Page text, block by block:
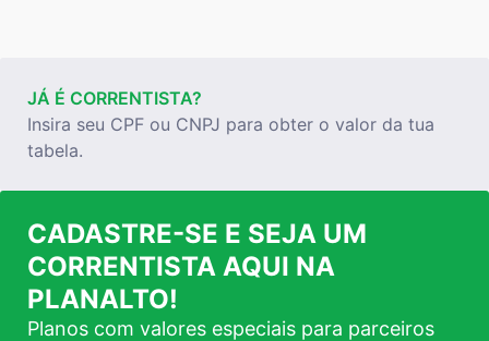
JÁ É CORRENTISTA?
Insira seu CPF ou CNPJ para obter o valor da tua
tabela.
CADASTRE-SE E SEJA UM
CORRENTISTA AQUI NA
PLANALTO!
Planos com valores especiais para parceiros